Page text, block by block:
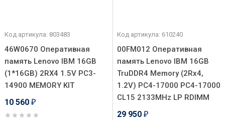
Код артикула: 803483
46W0670 Оперативная
память Lenovo IBM 16GB
(1*16GB) 2RX4 1.5V PC3-
14900 MEMORY KIT
10 560 ₽
Код артикула: 610240
00FM012 Оперативная
память Lenovo IBM 16GB
TruDDR4 Memory (2Rx4,
1.2V) PC4-17000 PC4-17000
CL15 2133MHz LP RDIMM
29 950 ₽